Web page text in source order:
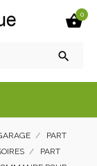
0

PART
PART